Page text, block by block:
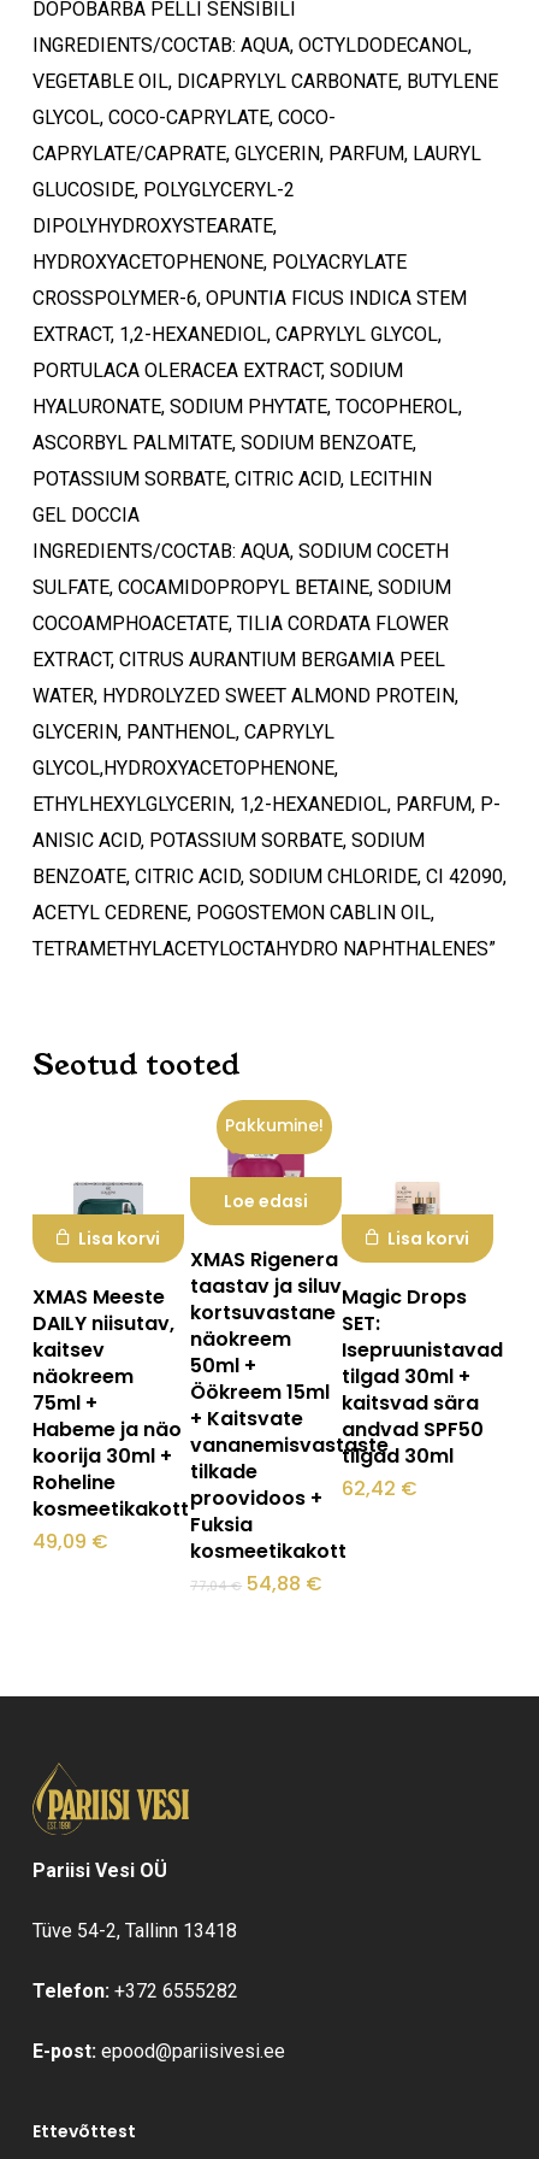
Ostukorvis ei ole tooteid.
DOPOBARBA PELLI SENSIBILI
INGREDIENTS/COCTAB: AQUA, OCTYLDODECANOL,
VEGETABLE OIL, DICAPRYLYL CARBONATE, BUTYLENE
GLYCOL, COCO-CAPRYLATE, COCO-
CAPRYLATE/CAPRATE, GLYCERIN, PARFUM, LAURYL
GLUCOSIDE, POLYGLYCERYL-2
DIPOLYHYDROXYSTEARATE,
HYDROXYACETOPHENONE, POLYACRYLATE
CROSSPOLYMER-6, OPUNTIA FICUS INDICA STEM
EXTRACT, 1,2-HEXANEDIOL, CAPRYLYL GLYCOL,
PORTULACA OLERACEA EXTRACT, SODIUM
HYALURONATE, SODIUM PHYTATE, TOCOPHEROL,
ASCORBYL PALMITATE, SODIUM BENZOATE,
POTASSIUM SORBATE, CITRIC ACID, LECITHIN
GEL DOCCIA
INGREDIENTS/COCTAB: AQUA, SODIUM COCETH
SULFATE, COCAMIDOPROPYL BETAINE, SODIUM
COCOAMPHOACETATE, TILIA CORDATA FLOWER
EXTRACT, CITRUS AURANTIUM BERGAMIA PEEL
WATER, HYDROLYZED SWEET ALMOND PROTEIN,
GLYCERIN, PANTHENOL, CAPRYLYL
GLYCOL,HYDROXYACETOPHENONE,
ETHYLHEXYLGLYCERIN, 1,2-HEXANEDIOL, PARFUM, P-
ANISIC ACID, POTASSIUM SORBATE, SODIUM
BENZOATE, CITRIC ACID, SODIUM CHLORIDE, CI 42090,
ACETYL CEDRENE, POGOSTEMON CABLIN OIL,
TETRAMETHYLACETYLOCTAHYDRO NAPHTHALENES”
Seotud tooted
Lisa korvi
XMAS Meeste
DAILY niisutav,
kaitsev
näokreem
75ml +
Habeme ja näo
koorija 30ml +
Roheline
kosmeetikakott
49,09 €
Pakkumine!
Loe edasi
XMAS Rigenera
taastav ja siluv
kortsuvastane
näokreem
50ml +
Öökreem 15ml
+ Kaitsvate
vananemisvastaste
tilkade
proovidoos +
Fuksia
kosmeetikakott
77,04€ Algne
hind
54,88 €
Lisa korvi
Magic Drops
SET:
Isepruunistavad
tilgad 30ml +
kaitsvad sära
andvad SPF50
tilgad 30ml
62,42 €
Pariisi Vesi OÜ
Tüve 54-2, Tallinn 13418
Telefon: +372 6555282
E-post: epood@pariisivesi.ee
Ettevõttest